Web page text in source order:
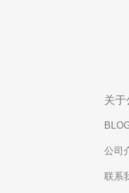
关于
公司
联系